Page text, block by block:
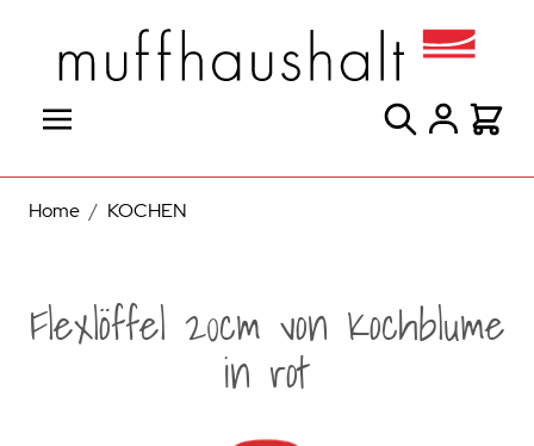
Suche
Home / KOCHEN
Flexlöffel 20cm von Kochblume
in rot